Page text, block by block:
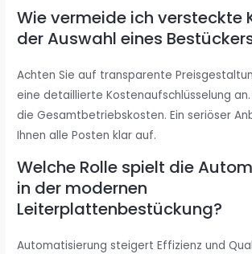
Wie vermeide ich versteckte
der Auswahl eines
Achten Sie auf transparente
eine detaillierte Kostenaufschlüsselung
die Gesamtbetriebskosten. Ein seriöser
Ihnen alle Posten klar auf.
Welche Rolle spielt die
in der modernen
Leiterplattenbestückung?
Automatisierung steigert Effizienz und